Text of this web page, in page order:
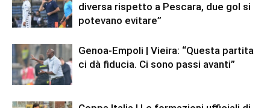
diversa rispetto a Pescara, due gol si
potevano evitare”
Genoa-Empoli | Vieira: “Questa partita
ci dà fiducia. Ci sono passi avanti”